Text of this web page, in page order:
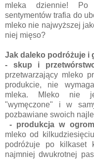
mleka dziennie! Po
sentymentów trafia do
mleko nie najwyższej
niej mięso?
Jak daleko podróżuje i
- skup i
przetwarzający mleko
produkcie, nie
mleka. Mleko nie
"wymęczone" i w
pozbawiane swoich
- produkcja w
mleko od
podróżuje po kilkaset
najmniej dwukrotnej